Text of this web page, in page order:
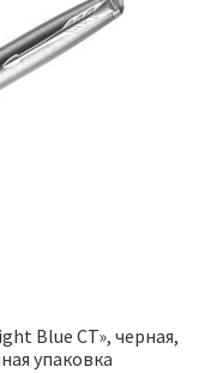
Blue CT», черная,
упаковка